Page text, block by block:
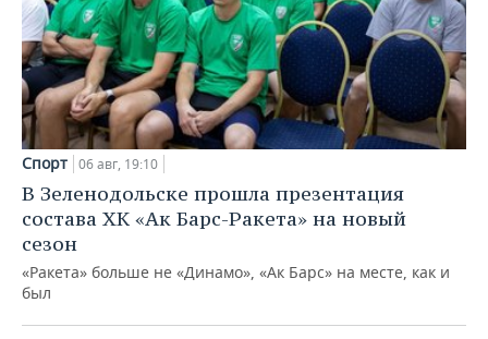
Спорт 06 авг, 19:10
В Зеленодольске прошла презентация
состава ХК «Ак Барс-Ракета» на новый
сезон
«Ракета» больше не «Динамо», «Ак Барс» на месте, как и
был